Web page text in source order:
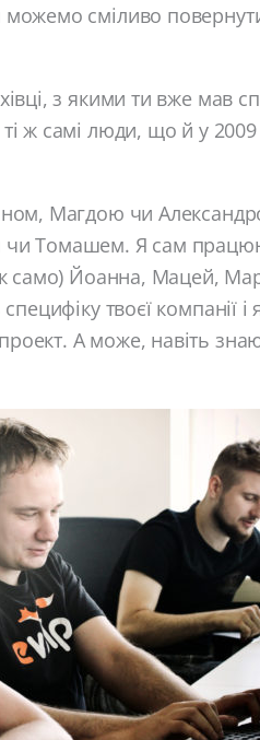
сміливо
з якими ти вже мав
ж самі люди, що й у 2009
Магдою чи
Томашем. Я сам
само) Йоанна, Мацей,
твоєї компанії
А може, навіть